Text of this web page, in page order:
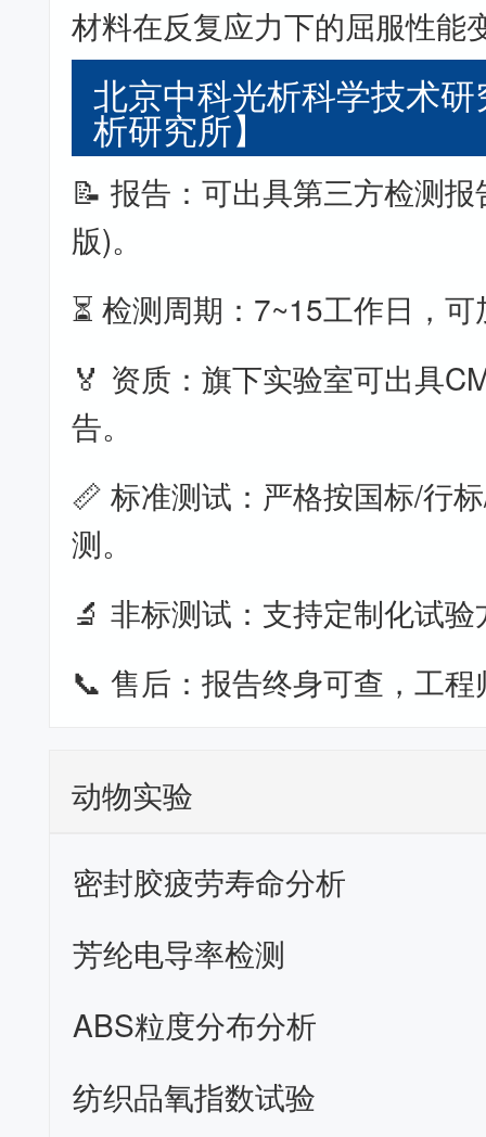
材料在反复应力下的屈服性能
北京中科光析科学技术
析研究所】
📝 报告：可出具第三方检测
版)。
⏳ 检测周期：7~15工作日，
🏅 资质：旗下实验室可出具
告。
📏 标准测试：严格按国标/行
测。
🔬 非标测试：支持定制化试
📞 售后：报告终身可查，工
动物实验
密封胶疲劳寿命分析
芳纶电导率检测
ABS粒度分布分析
纺织品氧指数试验